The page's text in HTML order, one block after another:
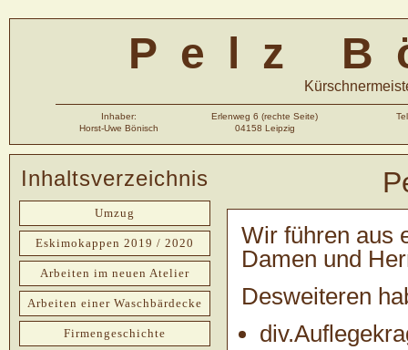
Pelz
Inhaber: Erlenweg 6 (rechte Seite)
Horst-Uwe Bönisch
04158 Leipzig
Wir führen aus
Damen und
Desweiteren
Inhaltsverzeichnis
Umzug
Eskimokappen 2019 / 2020
Arbeiten im neuen Atelier
Arbeiten einer Waschbärdecke
Firmengeschichte